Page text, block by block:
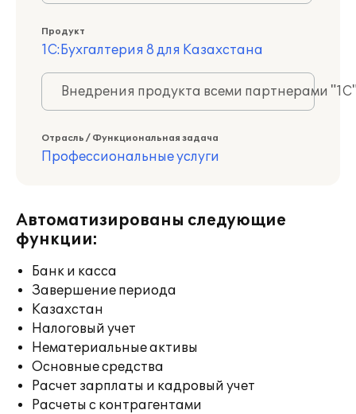
Продукт
1С:Бухгалтерия 8 для Казахстана
Внедрения продукта всеми партнерами
Отрасль / Функциональная задача
Профессиональные услуги
Автоматизированы следующие
функции:
Банк и касса
Завершение периода
Казахстан
Налоговый учет
Нематериальные активы
Основные средства
Расчет зарплаты и кадровый учет
Расчеты с контрагентами